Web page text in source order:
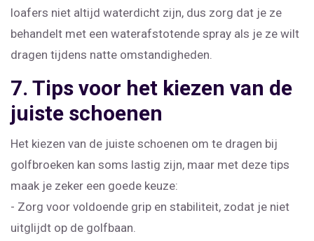
loafers niet altijd waterdicht zijn, dus zorg dat je ze
behandelt met een waterafstotende spray als je ze wilt
dragen tijdens natte omstandigheden.
7. Tips voor het kiezen van de
juiste schoenen
Het kiezen van de juiste schoenen om te dragen bij
golfbroeken kan soms lastig zijn, maar met deze tips
maak je zeker een goede keuze:
- Zorg voor voldoende grip en stabiliteit, zodat je niet
uitglijdt op de golfbaan.